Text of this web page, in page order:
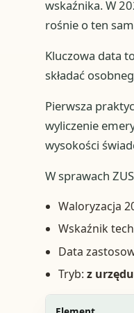
wskaźnika. W
rośnie o ten
Kluczowa data
składać
Pierwsza
wyliczenie
wysokości
W sprawach
Waloryzacja
Wskaźnik
Data
Tryb:z